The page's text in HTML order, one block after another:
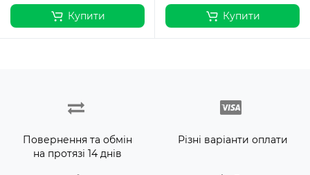
Купити Купити
Повернення та обмін
на протязі 14 днів
Різні варіанти оплати